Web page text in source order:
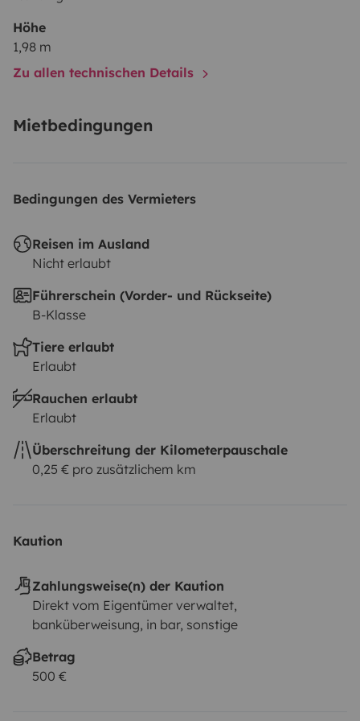
Höhe
1,98 m
Zu allen technischen Details
Mietbedingungen
Bedingungen des Vermieters
Reisen im Ausland
Nicht erlaubt
Führerschein (Vorder- und Rückseite)
B-Klasse
Tiere erlaubt
Erlaubt
Rauchen erlaubt
Erlaubt
Überschreitung der Kilometerpauschale
0,25 € pro zusätzlichem km
Kaution
Zahlungsweise(n) der Kaution
Direkt vom Eigentümer verwaltet,
banküberweisung, in bar, sonstige
Betrag
500 €